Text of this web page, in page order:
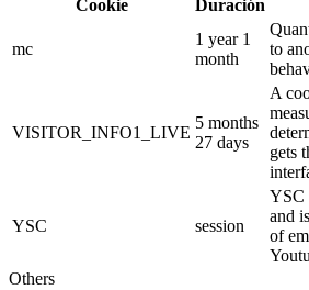
Cookie
Duración
mc
1 year 1
month
to
VISITOR_INFO1_LIVE
5 months
27 days
A
gets
YSC session
YSC
and
of
Others